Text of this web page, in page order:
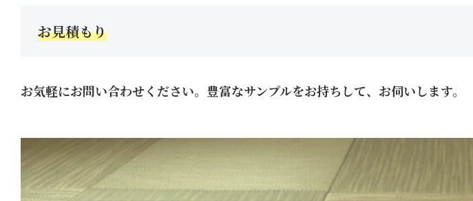
お見積もり
お気軽にお問い合わせください。豊富なサンプルをお持ちして、お伺いします。